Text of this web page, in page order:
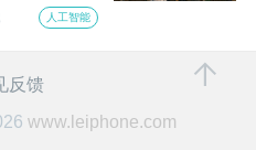
人工智能
反馈
www.leiphone.com